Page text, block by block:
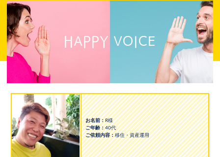
HAPPY VOICE
お名前：R様
ご年齢：40代
ご依頼内容：移住・資産運用